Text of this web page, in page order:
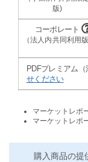
PDFプレミアム
せください
マーケットレポ
マーケットレポ
購入商品の提